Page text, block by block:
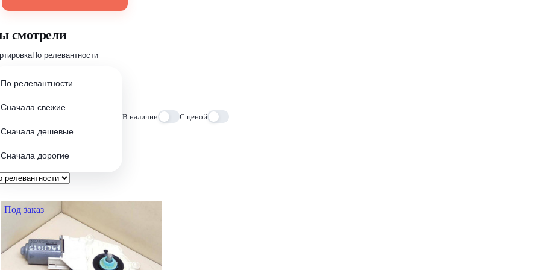
смотрели
По релевантности
По релевантности
Сначала свежие
Сначала дешевые
Сначала дорогие
В наличии С ценой
Под заказ